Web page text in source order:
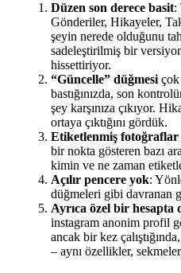
Düzen son derece basit:
Gönderiler, Hikayeler,
şeyin nerede olduğunu
sadeleştirilmiş bir
hissettiriyor.
“Güncelle” düğmesi çok
bastığınızda, son
şey karşınıza çıkıyor.
ortaya çıktığını gördük.
Etiketlenmiş
bir nokta gösteren bazı
kimin ve ne zaman
Açılır pencere yok:
düğmeleri gibi davranan
Ayrıca özel bir hesapta
instagram anonim profil
ancak bir kez
– aynı özellikler,